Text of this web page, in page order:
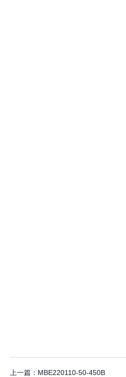
上一篇： MBE220110-50-450B